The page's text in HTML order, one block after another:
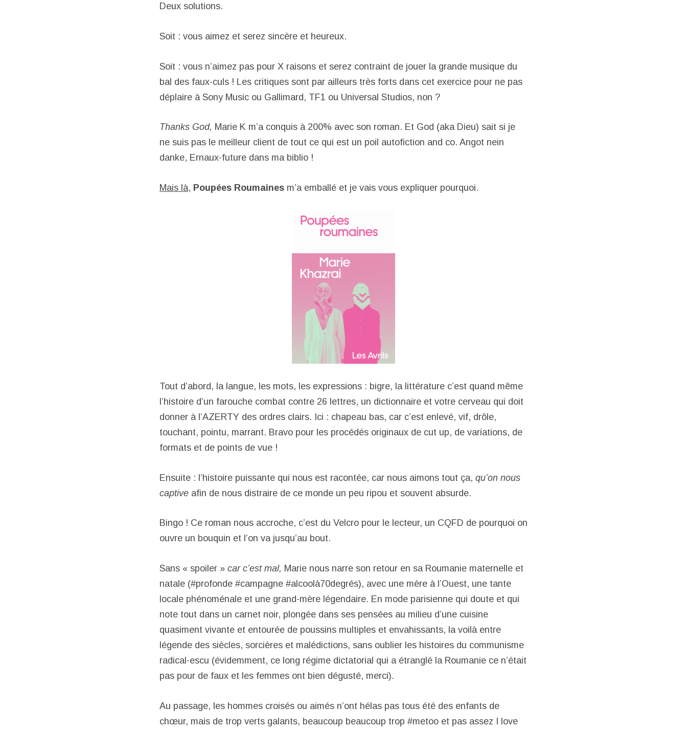
Deux solutions.
Soit : vous aimez et serez sincère et heureux.
Soit : vous n’aimez pas pour X raisons et serez contraint de jouer la grande musique du
bal des faux-culs ! Les critiques sont par ailleurs très forts dans cet exercice pour ne pas
déplaire à Sony Music ou Gallimard, TF1 ou Universal Studios, non ?
Thanks God, Marie K m’a conquis à 200% avec son roman. Et God (aka Dieu) sait si je
ne suis pas le meilleur client de tout ce qui est un poil autofiction and co. Angot nein
danke, Ernaux-future dans ma biblio !
Mais là, Poupées Roumaines m’a emballé et je vais vous expliquer pourquoi.
Tout d’abord, la langue, les mots, les expressions : bigre, la littérature c’est quand même
l’histoire d’un farouche combat contre 26 lettres, un dictionnaire et votre cerveau qui doit
donner à l’AZERTY des ordres clairs. Ici : chapeau bas, car c’est enlevé, vif, drôle,
touchant, pointu, marrant. Bravo pour les procédés originaux de cut up, de variations, de
formats et de points de vue !
Ensuite : l’histoire puissante qui nous est racontée, car nous aimons tout ça, qu’on nous
captive afin de nous distraire de ce monde un peu ripou et souvent absurde.
Bingo ! Ce roman nous accroche, c’est du Velcro pour le lecteur, un CQFD de pourquoi on
ouvre un bouquin et l’on va jusqu’au bout.
Sans « spoiler » car c’est mal, Marie nous narre son retour en sa Roumanie maternelle et
natale (#profonde #campagne #alcoolà70degrés), avec une mère à l’Ouest, une tante
locale phénoménale et une grand-mère légendaire. En mode parisienne qui doute et qui
note tout dans un carnet noir, plongée dans ses pensées au milieu d’une cuisine
quasiment vivante et entourée de poussins multiples et envahissants, la voilà entre
légende des siècles, sorcières et malédictions, sans oublier les histoires du communisme
radical-escu (évidemment, ce long régime dictatorial qui a étranglé la Roumanie ce n’était
pas pour de faux et les femmes ont bien dégusté, merci).
Au passage, les hommes croisés ou aimés n’ont hélas pas tous été des enfants de
chœur, mais de trop verts galants, beaucoup beaucoup trop #metoo et pas assez I love